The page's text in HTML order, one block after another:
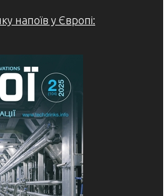
напоїв у Європі: